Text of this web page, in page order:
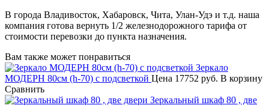
В города Владивосток, Хабаровск, Чита, Улан-Удэ и т.д. наша
компания готова вернуть 1/2 железнодорожного тарифа от
стоимости перевозки до пункта назначения.
Вам также может понравиться
Зеркало
МОДЕРН 80см (h-70) с подсветкой Цена 17752 руб. В корзину
Сравнить
Зеркальный шкаф 80 , две